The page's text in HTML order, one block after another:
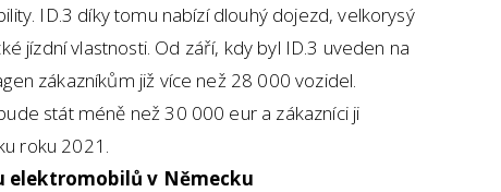
ID.3 díky tomu nabízí dlouhý dojezd, velkorysý
jízdní vlastnosti. Od září, kdy byl ID.3 uveden na
zákazníkům již více než 28 000 vozidel.
stát méně než 30 000 eur a zákazníci ji
roku 2021.
elektromobilů v Německu